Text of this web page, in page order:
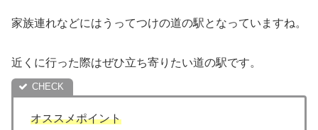
家族連れなどにはうってつけの道の駅となっていますね。
近くに行った際はぜひ立ち寄りたい道の駅です。
オススメポイント